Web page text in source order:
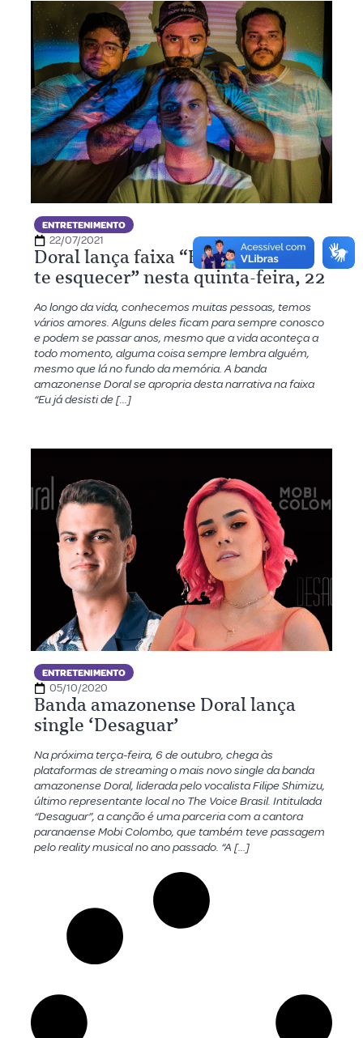
ENTRETENIMENTO
22/07/2021
Doral lança faixa “Eu já desisti de
te esquecer” nesta quinta-feira, 22
Ao longo da vida, conhecemos muitas pessoas, temos
vários amores. Alguns deles ficam para sempre conosco
e podem se passar anos, mesmo que a vida aconteça a
todo momento, alguma coisa sempre lembra alguém,
mesmo que lá no fundo da memória. A banda
amazonense Doral se apropria desta narrativa na faixa
“Eu já desisti de […]
ENTRETENIMENTO
05/10/2020
Banda amazonense Doral lança
single ‘Desaguar’
Na próxima terça-feira, 6 de outubro, chega às
plataformas de streaming o mais novo single da banda
amazonense Doral, liderada pelo vocalista Filipe Shimizu,
último representante local no The Voice Brasil. Intitulada
“Desaguar”, a canção é uma parceria com a cantora
paranaense Mobi Colombo, que também teve passagem
pelo reality musical no ano passado. “A […]